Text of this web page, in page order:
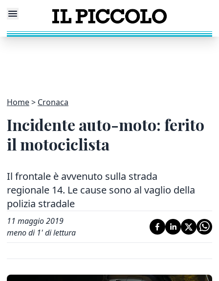
Home Cronaca
Incidente auto-moto: ferito
il motociclista
Il frontale è avvenuto sulla strada
regionale 14. Le cause sono al vaglio della
polizia stradale
11 maggio 2019
meno di 1' di lettura